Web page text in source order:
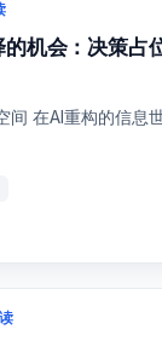
机会：决策占
间 在AI重构的信息